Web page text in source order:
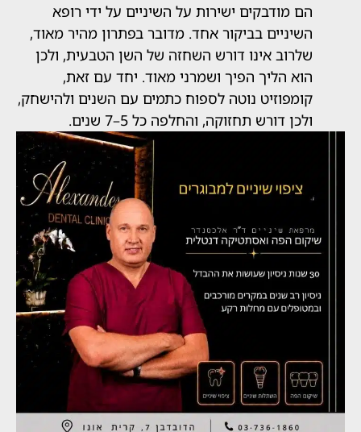
מודבקים ישירות על השיניים על ידי רופא
בביקור אחד. מדובר בפתרון מהיר מאוד,
אינו דורש השחזה של השן הטבעית, ולכן
הליך הפיך ושמרני מאוד. יחד עם זאת,
נוטה לספוח כתמים עם השנים ולהישחק,
דורש תחזוקה, והחלפה כל 5–7 שנים.